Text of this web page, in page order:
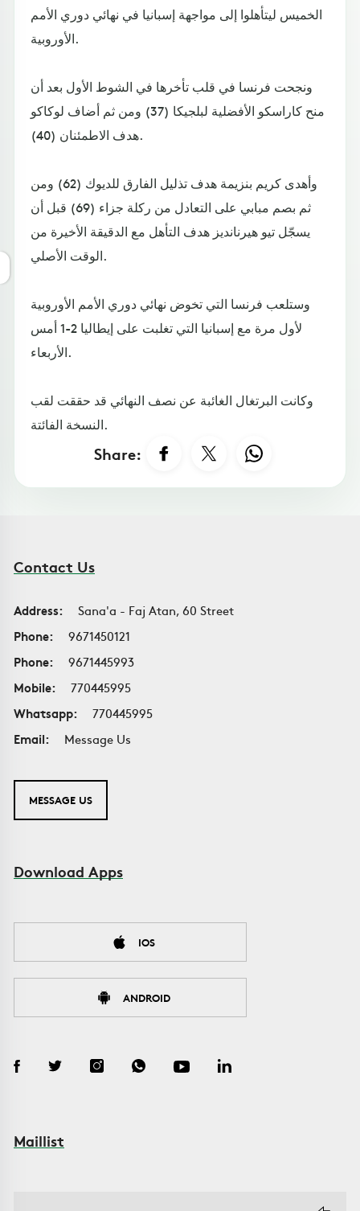
الخميس ليتأهلوا إلى مواجهة إسبانيا في نهائي دوري الأمم
الأوروبية.
ونجحت فرنسا في قلب تأخرها في الشوط الأول بعد أن
منح كاراسكو الأفضلية لبلجيكا (37) ومن ثم أضاف لوكاكو
هدف الاطمئنان (40).
وأهدى كريم بنزيمة هدف تذليل الفارق للديوك (62) ومن
ثم بصم مبابي على التعادل من ركلة جزاء (69) قبل أن
يسجّل تيو هيرنانديز هدف التأهل مع الدقيقة الأخيرة من
الوقت الأصلي.
وستلعب فرنسا التي تخوض نهائي دوري الأمم الأوروبية
لأول مرة مع إسبانيا التي تغلبت على إيطاليا 2-1 أمس
الأربعاء.
وكانت البرتغال الغائبة عن نصف النهائي قد حققت لقب
النسخة الفائتة.
Share:
Contact Us
Address:
Sana'a - Faj Atan, 60 Street
Phone:
9671450121
Phone:
9671445993
Mobile:
770445995
Whatsapp:
770445995
Email:
Message Us
MESSAGE US
Download Apps
IOS
ANDROID
Maillist